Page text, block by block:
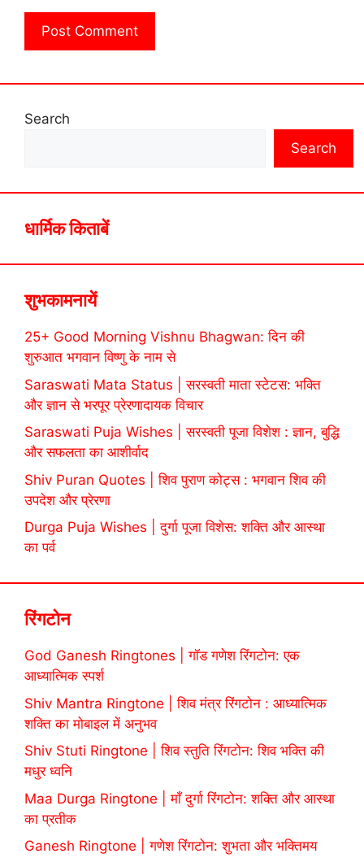
Search
Search
धार्मिक किताबें
शुभकामनायें
25+ Good Morning Vishnu Bhagwan: दिन की
शुरुआत भगवान विष्णु के नाम से
Saraswati Mata Status | सरस्वती माता स्टेटस: भक्ति
और ज्ञान से भरपूर प्रेरणादायक विचार
Saraswati Puja Wishes | सरस्वती पूजा विशेश : ज्ञान, बुद्धि
और सफलता का आशीर्वाद
Shiv Puran Quotes | शिव पुराण कोट्स : भगवान शिव की
उपदेश और प्रेरणा
Durga Puja Wishes | दुर्गा पूजा विशेस: शक्ति और आस्था
का पर्व
रिंगटोन
God Ganesh Ringtones | गॉड गणेश रिंगटोन: एक
आध्यात्मिक स्पर्श
Shiv Mantra Ringtone | शिव मंत्र रिंगटोन : आध्यात्मिक
शक्ति का मोबाइल में अनुभव
Shiv Stuti Ringtone | शिव स्तुति रिंगटोन: शिव भक्ति की
मधुर ध्वनि
Maa Durga Ringtone | माँ दुर्गा रिंगटोन: शक्ति और आस्था
का प्रतीक
Ganesh Ringtone | गणेश रिंगटोन: शुभता और भक्तिमय